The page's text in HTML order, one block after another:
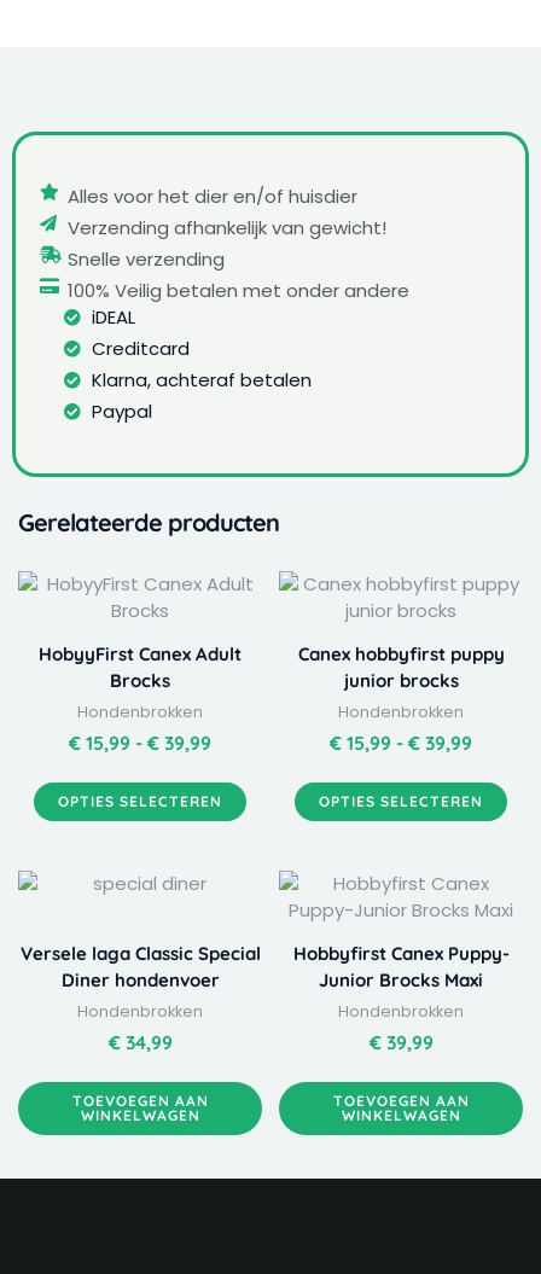
Alles voor het dier en/of huisdier
Verzending afhankelijk van gewicht!
Snelle verzending
100% Veilig betalen met onder andere
iDEAL
Creditcard
Klarna, achteraf betalen
Paypal
Gerelateerde producten
HobyyFirst Canex Adult
Brocks
Hondenbrokken
€ 15,99 - € 39,99
Prijsklasse:
€ 39,99
OPTIES SELECTEREN
Dit
product
meerdere
variaties.
Deze
optie
gekozen
worden
de
Canex hobbyfirst puppy
junior brocks
Hondenbrokken
€ 15,99 - € 39,99
€ 39,99
OPTIES SELECTEREN
Dit
product
meerdere
variaties.
Deze
optie
gekozen
worden
de
productpagina
Versele laga Classic Special
Diner hondenvoer
Hondenbrokken
€34,99
TOEVOEGEN AAN
WINKELWAGEN
Hobbyfirst Canex Puppy-
Junior Brocks Maxi
Hondenbrokken
€39,99
TOEVOEGEN AAN
WINKELWAGEN